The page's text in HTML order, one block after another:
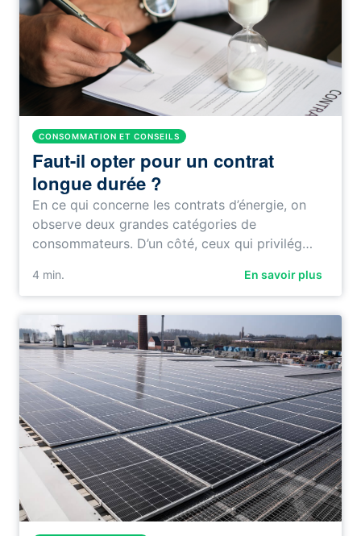
CONSOMMATION ET CONSEILS
Faut-il opter pour un contrat
longue durée ?
En ce qui concerne les contrats d’énergie, on
observe deux grandes catégories de
consommateurs. D’un côté, ceux qui privilég…
4 min. En savoir plus